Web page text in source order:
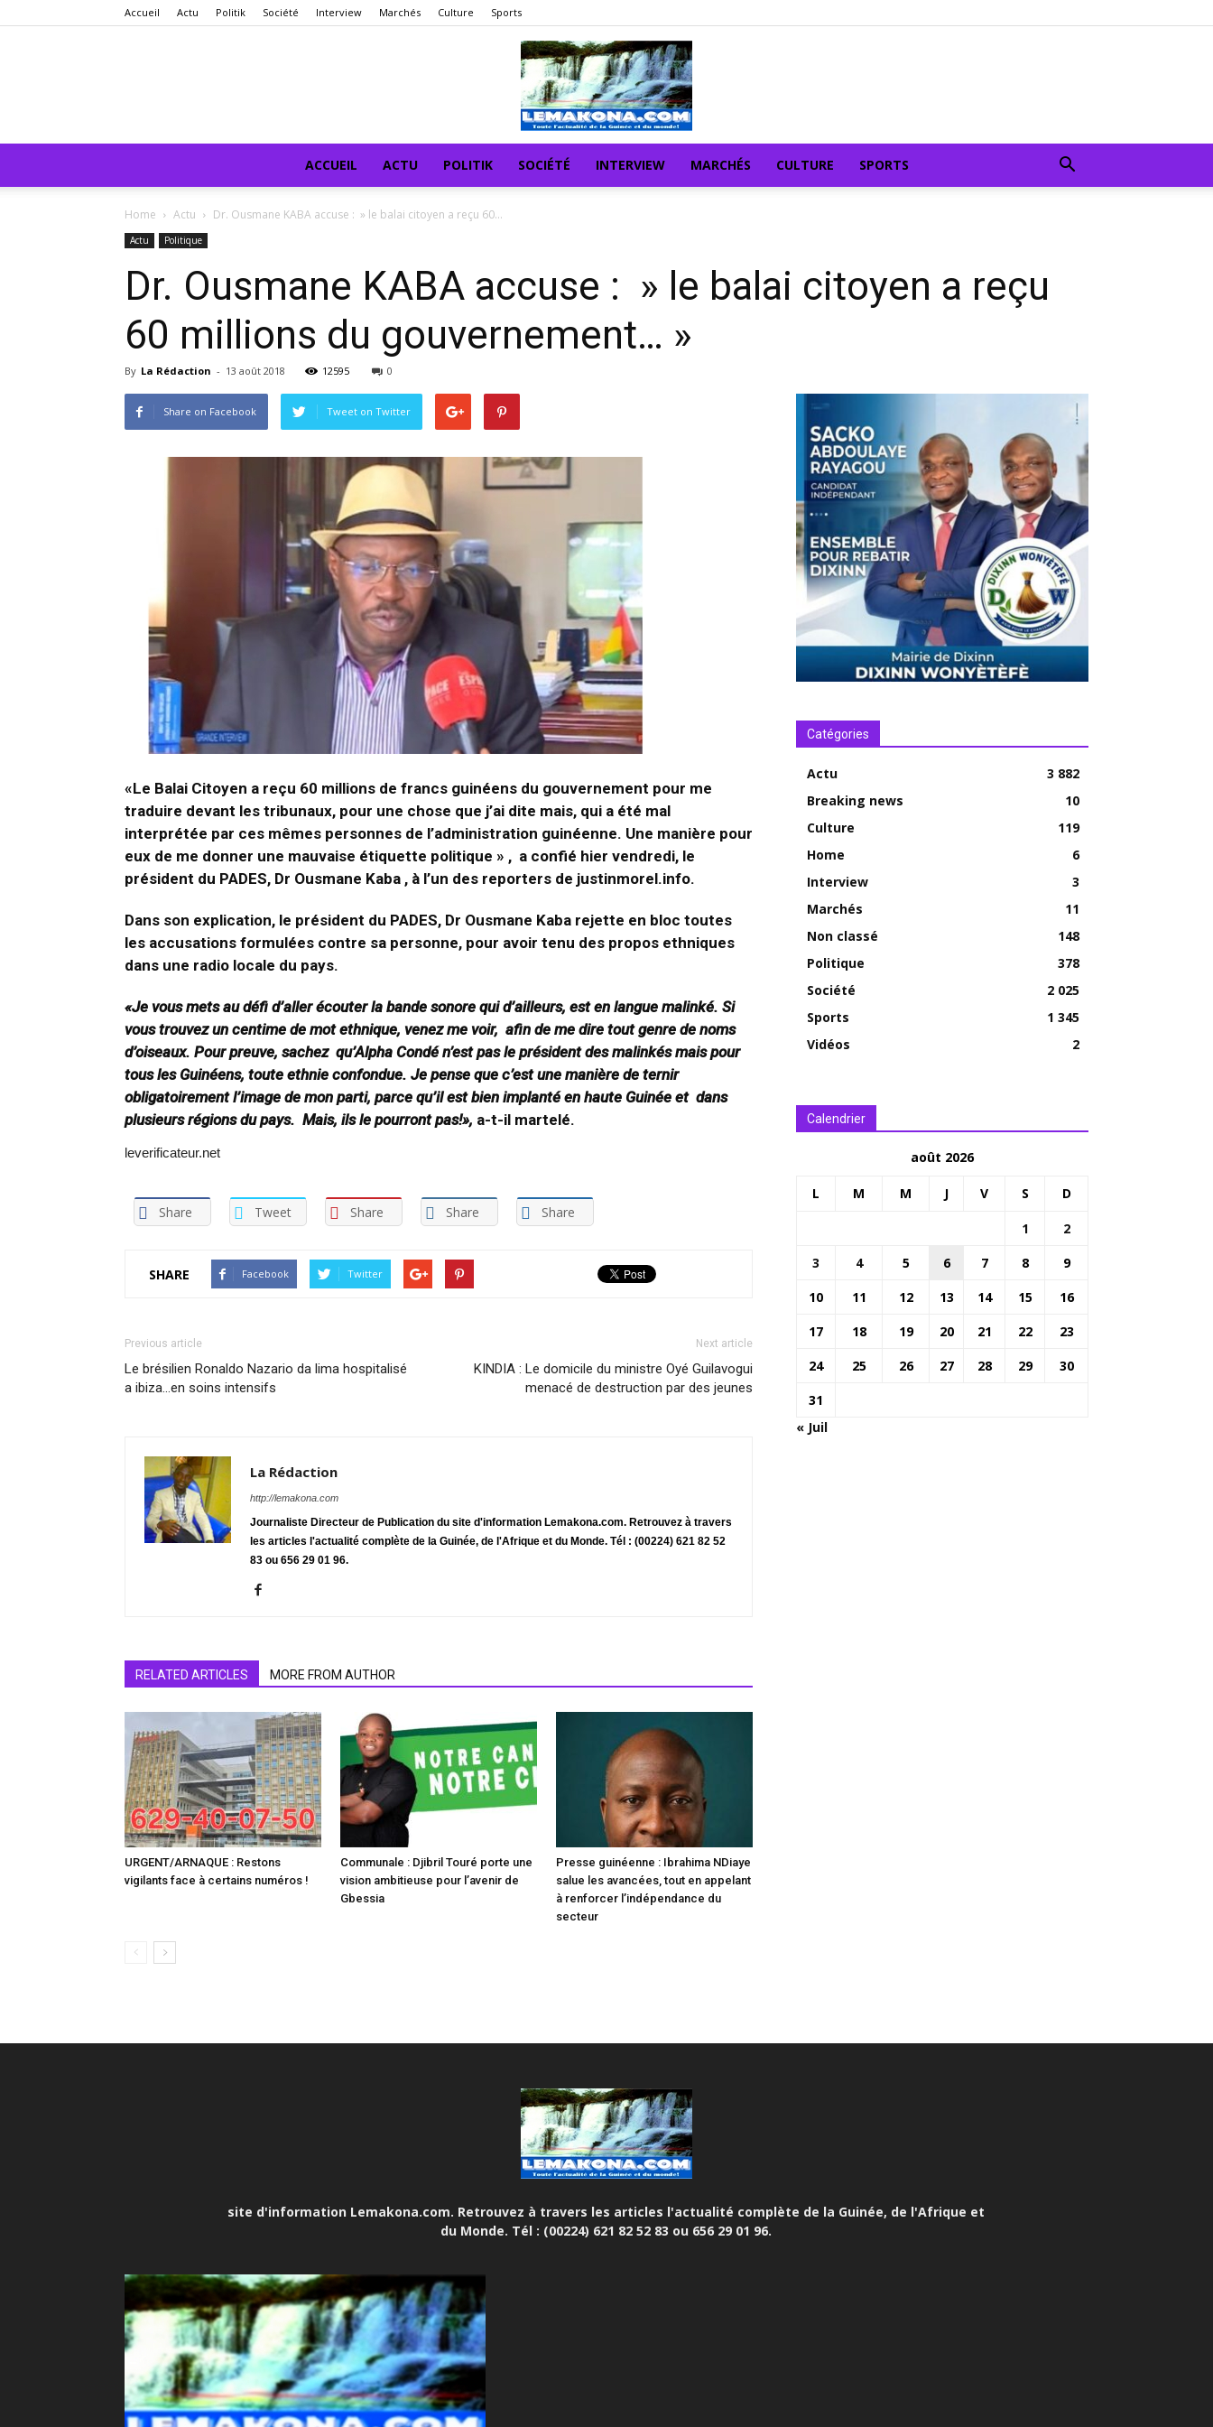
Accueil Actu Politik Société Interview Marchés Culture Sports
ACCUEIL ACTU POLITIK SOCIÉTÉ INTERVIEW MARCHÉS CULTURE SPORTS
Home Actu Dr. Ousmane KABA accuse : » le balai citoyen a reçu 60...
Actu Politique
Dr. Ousmane KABA accuse : » le balai citoyen a reçu
60 millions du gouvernement… »
By La Rédaction - 13 août 2018 12595 0
Share on Facebook Tweet on Twitter
«Le Balai Citoyen a reçu 60 millions de francs guinéens du gouvernement pour me
traduire devant les tribunaux, pour une chose que j’ai dite mais, qui a été mal
interprétée par ces mêmes personnes de l’administration guinéenne. Une manière pour
eux de me donner une mauvaise étiquette politique » , a confié hier vendredi, le
président du PADES, Dr Ousmane Kaba , à l’un des reporters de justinmorel.info.
Dans son explication, le président du PADES, Dr Ousmane Kaba rejette en bloc toutes
les accusations formulées contre sa personne, pour avoir tenu des propos ethniques
dans une radio locale du pays.
«Je vous mets au défi d’aller écouter la bande sonore qui d’ailleurs, est en langue malinké. Si
vous trouvez un centime de mot ethnique, venez me voir, afin de me dire tout genre de noms
d’oiseaux. Pour preuve, sachez qu’Alpha Condé n’est pas le président des malinkés mais pour
tous les Guinéens, toute ethnie confondue. Je pense que c’est une manière de ternir
obligatoirement l’image de mon parti, parce qu’il est bien implanté en haute Guinée et dans
plusieurs régions du pays. Mais, ils le pourront pas!», a-t-il martelé.
leverificateur.net
Share Tweet Share Share Share
SHARE Facebook Twitter
Previous article
Le brésilien Ronaldo Nazario da lima hospitalisé
a ibiza…en soins intensifs
Next article
KINDIA : Le domicile du ministre Oyé Guilavogui
menacé de destruction par des jeunes
La Rédaction
http://lemakona.com
Journaliste Directeur de Publication du site d'information Lemakona.com. Retrouvez à travers
les articles l'actualité complète de la Guinée, de l'Afrique et du Monde. Tél : (00224) 621 82 52
83 ou 656 29 01 96.
RELATED ARTICLES MORE FROM AUTHOR
URGENT/ARNAQUE : Restons
vigilants face à certains numéros !
Communale : Djibril Touré porte une
vision ambitieuse pour l’avenir de
Gbessia
Presse guinéenne : Ibrahima NDiaye
salue les avancées, tout en appelant
à renforcer l’indépendance du
secteur
Catégories
Actu
3 882
Breaking news
10
Culture
119
Home
6
Interview
3
Marchés
11
Non classé
148
Politique
378
Société
2 025
Sports
1 345
Vidéos
2
Calendrier
août 2026
L M M J V S D
1
2
3
4 5 6 7 8
9
10
11 12 13 14 15
16
17
18 19 20 21 22
23
24
25 26 27 28 29
30
31
« Juil
site d'information Lemakona.com. Retrouvez à travers les articles l'actualité complète de la Guinée, de l'Afrique et
du Monde. Tél : (00224) 621 82 52 83 ou 656 29 01 96.